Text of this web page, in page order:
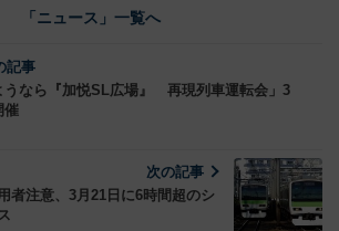
「ニュース」一覧へ
記事
うなら『加悦SL広場』 再現列車運転会」3
催
次の記事
者注意、3月21日に6時間超のシ